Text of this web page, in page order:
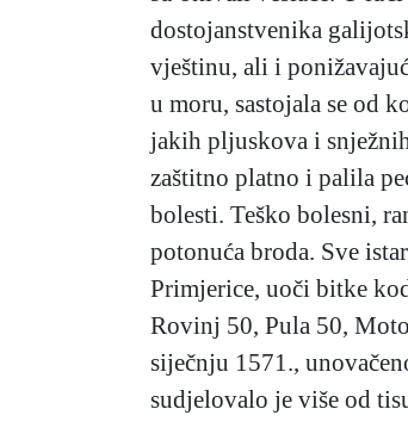
dostojanstvenika
vještinu, ali i
u moru, sastojala se od
jakih pljuskova i
zaštitno platno i palila
bolesti. Teško bolesni,
potonuća broda. Sve
Primjerice, uoči bitke
Rovinj 50, Pula 50,
siječnju 1571.,
sudjelovalo je više od